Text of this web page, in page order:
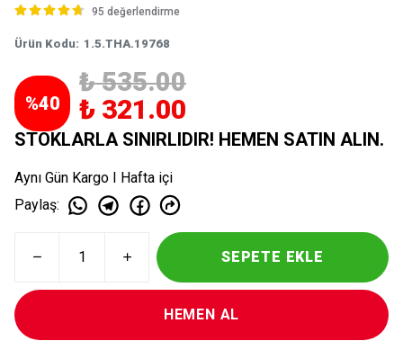
95 değerlendirme
Ürün Kodu: 1.5.THA.19768
%40
₺ 535.00
₺ 321.00
STOKLARLA SINIRLIDIR! HEMEN SATIN ALIN.
Aynı Gün Kargo I Hafta içi
Paylaş:
SEPETE EKLE
HEMEN AL